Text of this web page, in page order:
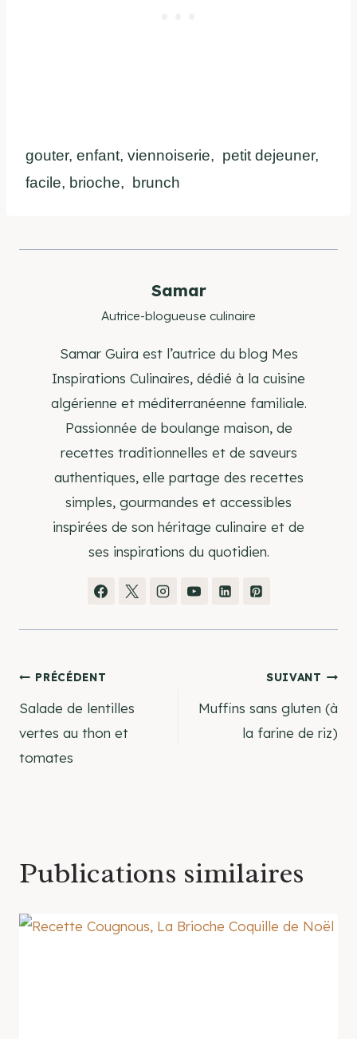
gouter, enfant, viennoiserie, petit dejeuner,
facile, brioche, brunch
Samar
Autrice-blogueuse culinaire
Samar Guira est l’autrice du blog Mes
Inspirations Culinaires, dédié à la cuisine
algérienne et méditerranéenne familiale.
Passionnée de boulange maison, de
recettes traditionnelles et de saveurs
authentiques, elle partage des recettes
simples, gourmandes et accessibles
inspirées de son héritage culinaire et de
ses inspirations du quotidien.
Navigation
de
l’article
PRÉCÉDENT
Salade de lentilles
vertes au thon et
tomates
SUIVANT
Muffins sans gluten (à
la farine de riz)
Publications similaires